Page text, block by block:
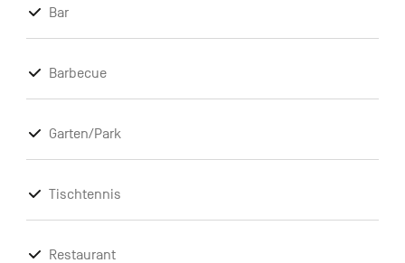
Bar
Barbecue
Garten/Park
Tischtennis
Restaurant